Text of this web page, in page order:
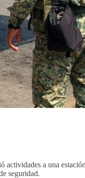
a una
seguridad.